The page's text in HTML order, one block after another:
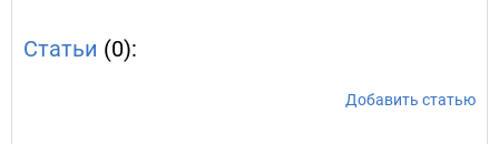
Статьи (0):
Добавить статью